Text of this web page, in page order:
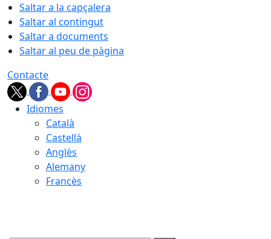
Saltar a la capçalera
Saltar al contingut
Saltar a documents
Saltar al peu de pàgina
Contacte
Idiomes
Català
Castellà
Anglès
Alemany
Francès